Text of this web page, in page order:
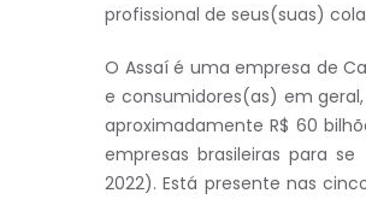
profissional de seus(suas)
O Assaí é uma empresa de
e consumidores(as) em
aproximadamente R$ 60
empresas brasileiras para
2022). Está presente nas